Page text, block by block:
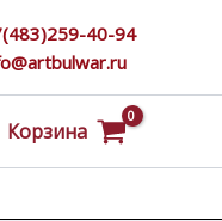
40-94
Корзина